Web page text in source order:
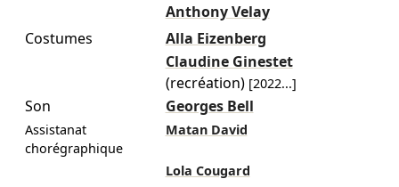
Anthony Velay
Costumes
Alla Eizenberg
Claudine Ginestet
(recréation) [2022...]
Son Georges Bell
Assistanat
chorégraphique
Matan David
Lola Cougard